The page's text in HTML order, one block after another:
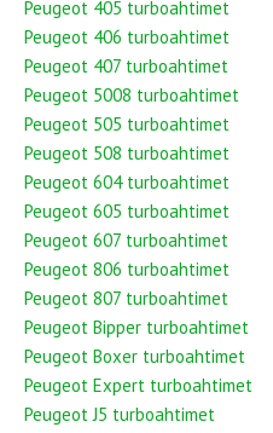
Peugeot 405 turboahtimet
Peugeot 406 turboahtimet
Peugeot 407 turboahtimet
Peugeot 5008 turboahtimet
Peugeot 505 turboahtimet
Peugeot 508 turboahtimet
Peugeot 604 turboahtimet
Peugeot 605 turboahtimet
Peugeot 607 turboahtimet
Peugeot 806 turboahtimet
Peugeot 807 turboahtimet
Peugeot Bipper turboahtimet
Peugeot Boxer turboahtimet
Peugeot Expert turboahtimet
Peugeot J5 turboahtimet